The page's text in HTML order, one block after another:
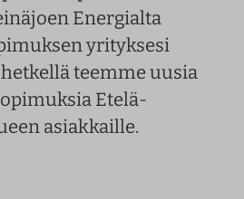
Energialta
yrityksesi
teemme uusia
Etelä-
asiakkaille.